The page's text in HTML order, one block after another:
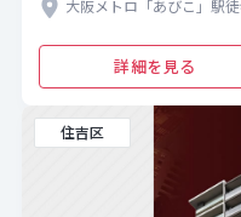
大阪メトロ「あびこ」駅
詳細を見る
住吉区